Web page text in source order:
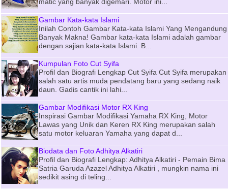
matic yang banyak digemari. Motor ini...
Gambar Kata-kata Islami
Inilah Contoh Gambar Kata-kata Islami Yang Mengandung
Banyak Makna! Gambar kata-kata Islami adalah gambar
dengan sajian kata-kata Islami. B...
Kumpulan Foto Cut Syifa
Profil dan Biografi Lengkap Cut Syifa Cut Syifa merupakan
salah satu artis muda pendatang baru yang sedang naik
daun. Gadis cantik ini lahi...
Gambar Modifikasi Motor RX King
Inspirasi Gambar Modifikasi Yamaha RX King, Motor
Lawas yang Unik dan Keren RX King merupakan salah
satu motor keluaran Yamaha yang dapat d...
Biodata dan Foto Adhitya Alkatiri
Profil dan Biografi Lengkap: Adhitya Alkatiri - Pemain Bima
Satria Garuda Azazel Adhitya Alkatiri , mungkin nama ini
sedikit asing di teling...